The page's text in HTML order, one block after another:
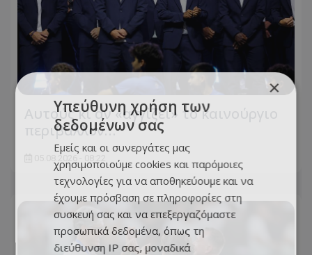
Αυτούς κι αν «αγγίζει» το καινούργιο
περιβάλλον…
×
Υπεύθυνη χρήση των
δεδομένων σας
Εμείς και οι συνεργάτες μας
χρησιμοποιούμε cookies και παρόμοιες
τεχνολογίες για να αποθηκεύουμε και να
έχουμε πρόσβαση σε πληροφορίες στη
συσκευή σας και να επεξεργαζόμαστε
προσωπικά δεδομένα, όπως τη
διεύθυνση IP σας, μοναδικά